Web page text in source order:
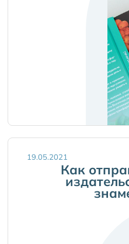
19.05.2021
Как